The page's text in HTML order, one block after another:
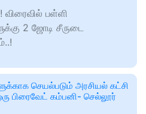
விரைவில் பள்ளி
2 ஜோடி சீருடை
செயல்படும் அரசியல் கட்சி
பிரைவேட் கம்பனி- செல்லூர்